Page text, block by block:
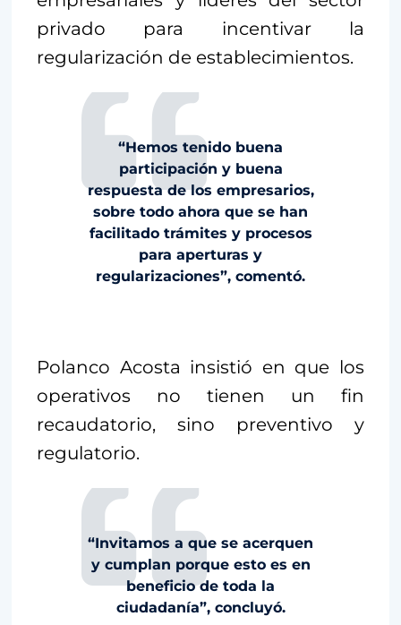
privado para incentivar la
regularización de establecimientos.
“Hemos tenido buena
participación y buena
respuesta de los empresarios,
sobre todo ahora que se han
facilitado trámites y procesos
para aperturas y
regularizaciones”, comentó.
Polanco Acosta insistió en que los
operativos no tienen un fin
recaudatorio, sino preventivo y
regulatorio.
“Invitamos a que se acerquen
y cumplan porque esto es en
beneficio de toda la
ciudadanía”, concluyó.